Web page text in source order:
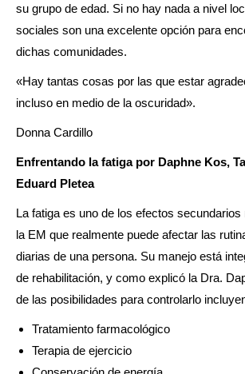
su grupo de edad. Si no hay nada a nivel
sociales son una excelente opción para
dichas comunidades.
«Hay tantas cosas por las que estar
incluso en medio de la oscuridad».
Donna Cardillo
Enfrentando la fatiga por Daphne Kos,
Eduard Pletea
La fatiga es uno de los efectos
la EM que realmente puede afectar las
diarias de una persona. Su manejo está
de rehabilitación, y como explicó la Dra.
de las posibilidades para controlarlo
Tratamiento farmacológico
Terapia de ejercicio